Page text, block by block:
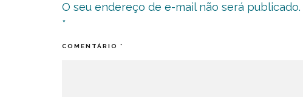
O seu endereço de e-mail não será publicado.
*
COMENTÁRIO *